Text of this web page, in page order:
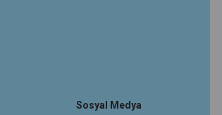
Sosyal Medya